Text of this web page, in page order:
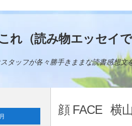
れ（読み物エッセイ
タッフが各々勝手きままな読書感想
顔 FACE 横